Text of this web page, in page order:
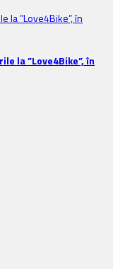
la ”Love4Bike”, în